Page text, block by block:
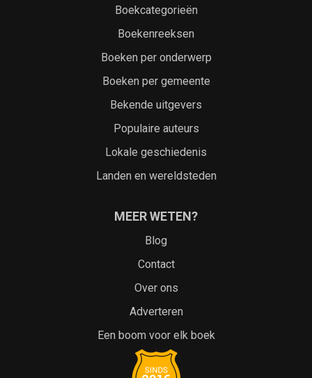
Boekcategorieën
Boekenreeksen
Boeken per onderwerp
Boeken per gemeente
Bekende uitgevers
Populaire auteurs
Lokale geschiedenis
Landen en wereldsteden
MEER WETEN?
Blog
Contact
Over ons
Adverteren
Een boom voor elk boek